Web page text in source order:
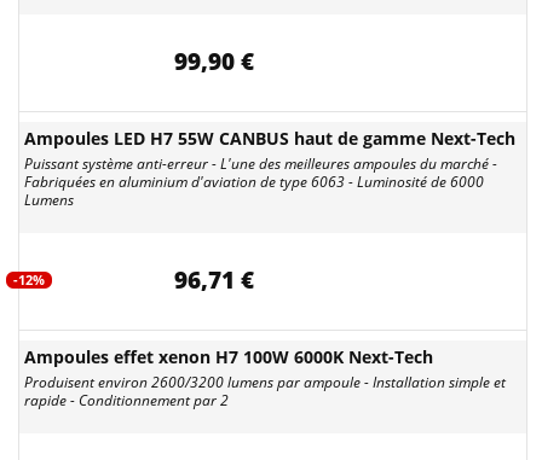
99,90 €
Ampoules LED H7 55W CANBUS haut de gamme Next-Tech
Puissant système anti-erreur - L'une des meilleures ampoules du marché -
Fabriquées en aluminium d'aviation de type 6063 - Luminosité de 6000
Lumens
-12% 96,71 €
Ampoules effet xenon H7 100W 6000K Next-Tech
Produisent environ 2600/3200 lumens par ampoule - Installation simple et
rapide - Conditionnement par 2